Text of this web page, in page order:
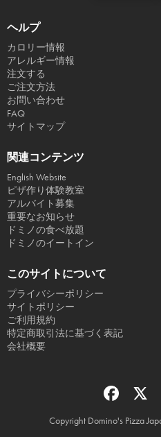
ヘルプ
カロリー情報
アレルギー情報
注文する
ご注文方法
お問い合わせ
FAQ
サイトマップ
関連コンテンツ
English Website
ピザ作り体験教室
アルバイト募集
重要なお知らせ
ドミノの食べ放題
ドミノのイートイン
このサイトについて
プライバシーポリシー
サイトポリシー
ご利用規約
特定商取引法に基づく表記
会社概要
Copyright Domino's Pizza